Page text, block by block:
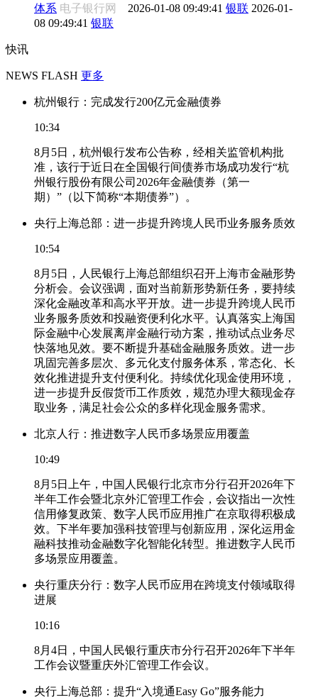
体系 电子银行网 2026-01-08 09:49:41 银联 2026-01-
08 09:49:41 银联
快讯
NEWS FLASH 更多
杭州银行：完成发行200亿元金融债券
10:34
8月5日，杭州银行发布公告称，经相关监管机构批
准，该行于近日在全国银行间债券市场成功发行“杭
州银行股份有限公司2026年金融债券（第一
期）”（以下简称“本期债券”）。
央行上海总部：进一步提升跨境人民币业务服务质效
10:54
8月5日，人民银行上海总部组织召开上海市金融形势
分析会。会议强调，面对当前新形势新任务，要持续
深化金融改革和高水平开放。进一步提升跨境人民币
业务服务质效和投融资便利化水平。认真落实上海国
际金融中心发展离岸金融行动方案，推动试点业务尽
快落地见效。要不断提升基础金融服务质效。进一步
巩固完善多层次、多元化支付服务体系，常态化、长
效化推进提升支付便利化。持续优化现金使用环境，
进一步提升反假货币工作质效，规范办理大额现金存
取业务，满足社会公众的多样化现金服务需求。
北京人行：推进数字人民币多场景应用覆盖
10:49
8月5日上午，中国人民银行北京市分行召开2026年下
半年工作会暨北京外汇管理工作会，会议指出一次性
信用修复政策、数字人民币应用推广在京取得积极成
效。下半年要加强科技管理与创新应用，深化运用金
融科技推动金融数字化智能化转型。推进数字人民币
多场景应用覆盖。
央行重庆分行：数字人民币应用在跨境支付领域取得
进展
10:16
8月4日，中国人民银行重庆市分行召开2026年下半年
工作会议暨重庆外汇管理工作会议。
央行上海总部：提升“入境通Easy Go”服务能力